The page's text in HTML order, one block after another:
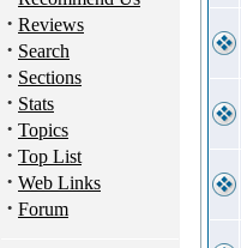
· Reviews
· Search
· Sections
· Stats
· Topics
· Top List
· Web Links
· Forum